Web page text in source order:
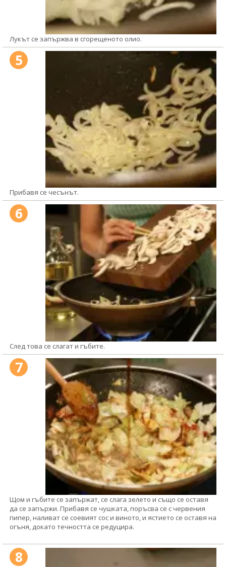
Лукът се запържва в сгорещеното олио.
5
Прибавя се чесънът.
6
След това се слагат и гъбите.
7
Щом и гъбите се запържат, се слага зелето и също се оставя
да се запържи. Прибавя се чушката, поръсва се с червения
пипер, наливат се соевият сос и виното, и ястието се оставя на
огъня, докато течността се редуцира.
8